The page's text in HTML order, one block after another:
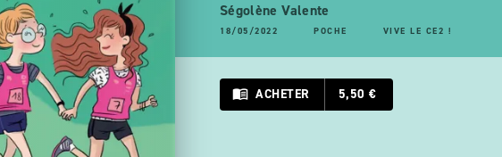
Ségolène Valente
18/05/2022 POCHE VIVE LE CE2 !
menu_book ACHETER 5,50 €